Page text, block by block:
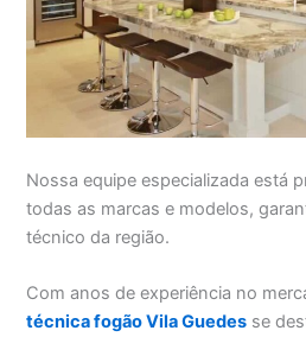
Nossa equipe especializada está
todas as marcas e modelos,
técnico da região.
Com anos de experiência no
técnica fogão Vila Guedes se